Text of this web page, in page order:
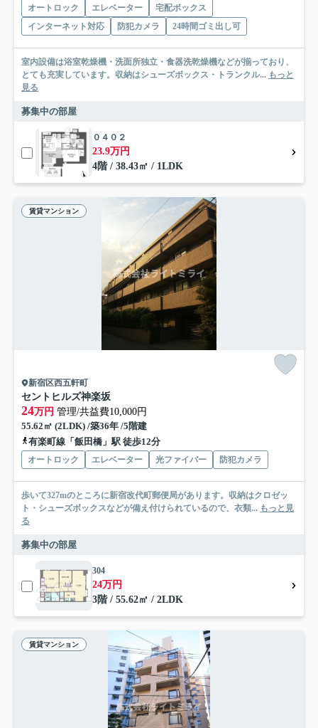
オートロック エレベーター
宅配ボックス
インターネット対応
防犯カメラ 24時間ゴミ出し可
室内設備は浴室乾燥機・洗面所独立・食器洗乾燥機などが揃っており、
とても充実しています。収納はシューズボックス・トランクル... もっと
見る
募集中の部屋
０４０２
23.9万円
4階 / 38.43㎡ / 1LDK
賃貸マンション
新宿区西五軒町
セントヒルズ神楽坂
24万円 管理/共益費10,000円
55.62㎡ (2LDK) /築36年 /5階建
有楽町線「飯田橋」駅 徒歩12分
オートロック エレベーター 光ファイバー 防犯カメラ
歩いて327mのところに新宿改代町郵便局があります。収納はクロゼッ
ト・シューズボックスなどが備え付けられているので、衣類... もっと見
る
募集中の部屋
304
24万円
3階 / 55.62㎡ / 2LDK
賃貸マンション